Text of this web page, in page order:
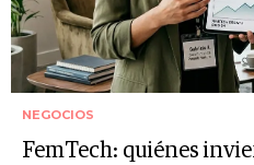
NEGOCIOS
FemTech: quiénes